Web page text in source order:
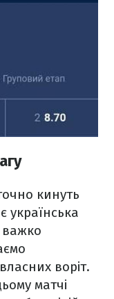
кинуть
українська
важко
воріт.
матчі